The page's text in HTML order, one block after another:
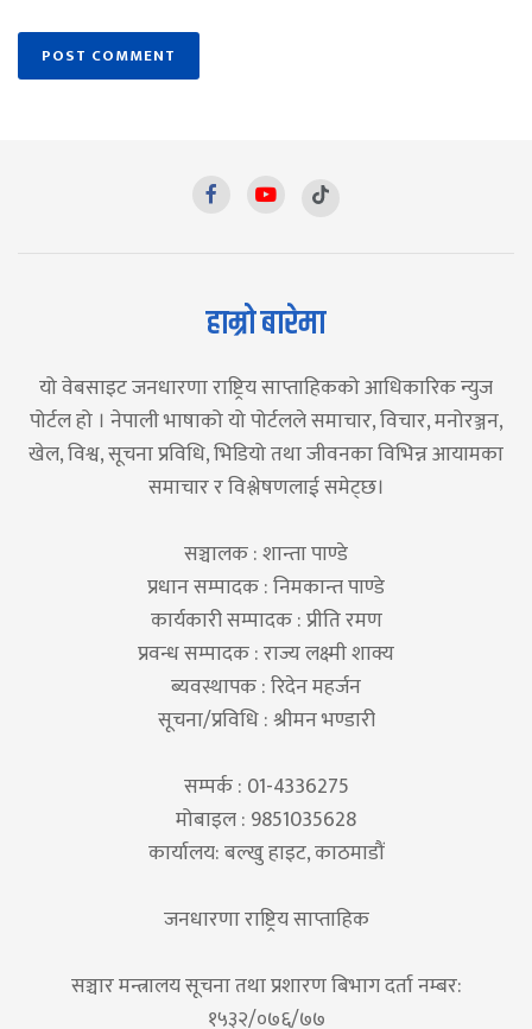
हाम्रो बारेमा
यो वेबसाइट जनधारणा राष्ट्रिय साप्ताहिकको आधिकारिक न्युज
पोर्टल हो । नेपाली भाषाको यो पोर्टलले समाचार, विचार, मनोरञ्जन,
खेल, विश्व, सूचना प्रविधि, भिडियो तथा जीवनका विभिन्न आयामका
समाचार र विश्लेषणलाई समेट्छ।
सञ्चालक : शान्ता पाण्डे
प्रधान सम्पादक : निमकान्त पाण्डे
कार्यकारी सम्पादक : प्रीति रमण
प्रवन्ध सम्पादक : राज्य लक्ष्मी शाक्य
ब्यवस्थापक : रिदेन महर्जन
सूचना/प्रविधि : श्रीमन भण्डारी
सम्पर्क : 01-4336275
मोबाइल : 9851035628
कार्यालय: बल्खु हाइट, काठमाडौं
जनधारणा राष्ट्रिय साप्ताहिक
सञ्चार मन्त्रालय सूचना तथा प्रशारण बिभाग दर्ता नम्बर:
१५३२/०७६/७७